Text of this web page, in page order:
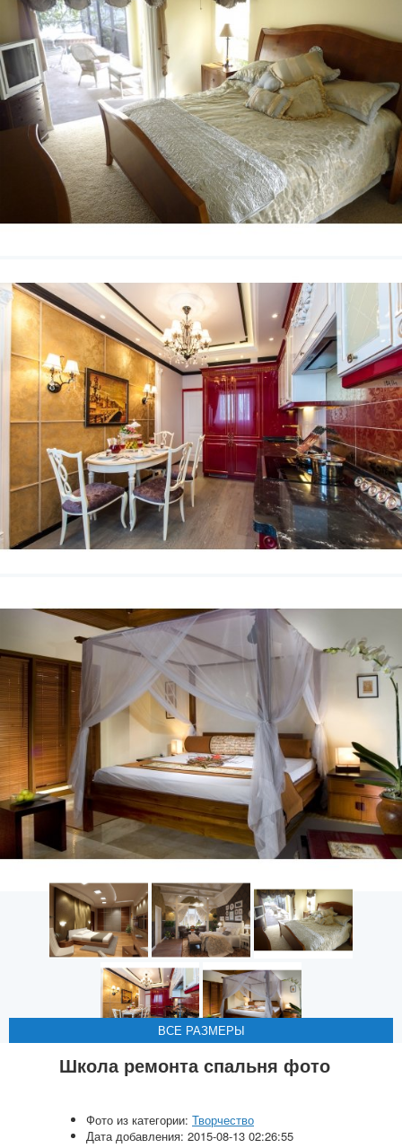
ВСЕ РАЗМЕРЫ
ВСЕ РАЗМЕРЫ
ВСЕ РАЗМЕРЫ
ВСЕ РАЗМЕРЫ
ВСЕ РАЗМЕРЫ
Школа ремонта спальня фото
Фото из категории: Творчество
Дата добавления: 2015-08-13 02:26:55